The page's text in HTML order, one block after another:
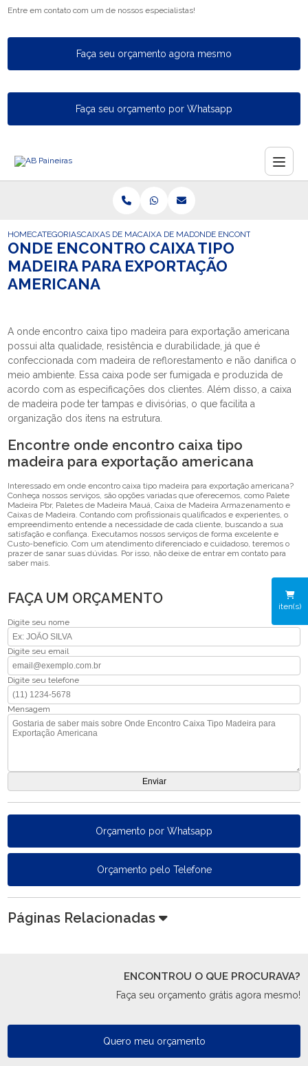
Entre em contato com um de nossos especialistas!
Faça seu orçamento agora mesmo
Faça seu orçamento por Whatsapp
iten(s)
HOMECATEGORIASCAIXAS DE MADEIRA PARA EXPORTACAO
CAIXA DE MADEIRA INDUSTRIAL PARA A
ONDE ENCONTRO CAIXA
ONDE ENCONTRO CAIXA TIPO
MADEIRA PARA EXPORTAÇÃO
AMERICANA
A onde encontro caixa tipo madeira para exportação americana
possui alta qualidade, resistência e durabilidade, já que é
confeccionada com madeira de reflorestamento e não danifica o
meio ambiente. Essa caixa pode ser fumigada e produzida de
acordo com as especificações dos clientes. Além disso, a caixa
de madeira pode ter tampas e divisórias, o que facilita a
organização dos itens na estrutura.
Encontre onde encontro caixa tipo
madeira para exportação americana
Interessado em onde encontro caixa tipo madeira para exportação americana?
Conheça nossos serviços, são opções variadas que oferecemos, como Palete
Madeira Pbr, Paletes de Madeira Mauá, Caixa de Madeira Armazenamento e
Caixas de Madeira. Contando com profissionais qualificados e experientes, o
empreendimento entende a necessidade de cada cliente, buscando a sua
satisfação e confiança. Executamos nossos serviços de forma excelente e
Custo-benefício. Com um atendimento diferenciado e cuidadoso, teremos o
prazer de sanar suas dúvidas. Por isso, não deixe de entrar em contato para
saber mais.
FAÇA UM ORÇAMENTO
Digite seu nome
Digite seu email
Digite seu telefone
Mensagem
Orçamento por Whatsapp
Orçamento pelo Telefone
Páginas Relacionadas
ENCONTROU O QUE PROCURAVA?
Faça seu orçamento grátis agora mesmo!
Quero meu orçamento